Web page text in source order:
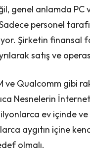
genel anlamda PC
personel
Şirketin finansal
satış ve
ve Qualcomm gibi
Nesnelerin
ev içinde
aygıtın içine
olmalı.